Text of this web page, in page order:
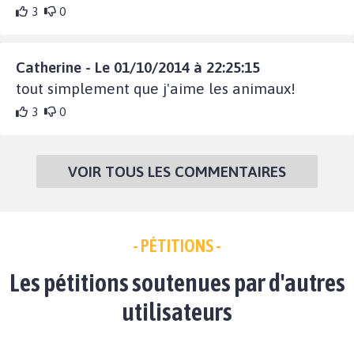
3 0
Catherine - Le 01/10/2014 à 22:25:15
tout simplement que j'aime les animaux!
3 0
VOIR TOUS LES COMMENTAIRES
- PÉTITIONS -
Les pétitions soutenues par d'autres
utilisateurs